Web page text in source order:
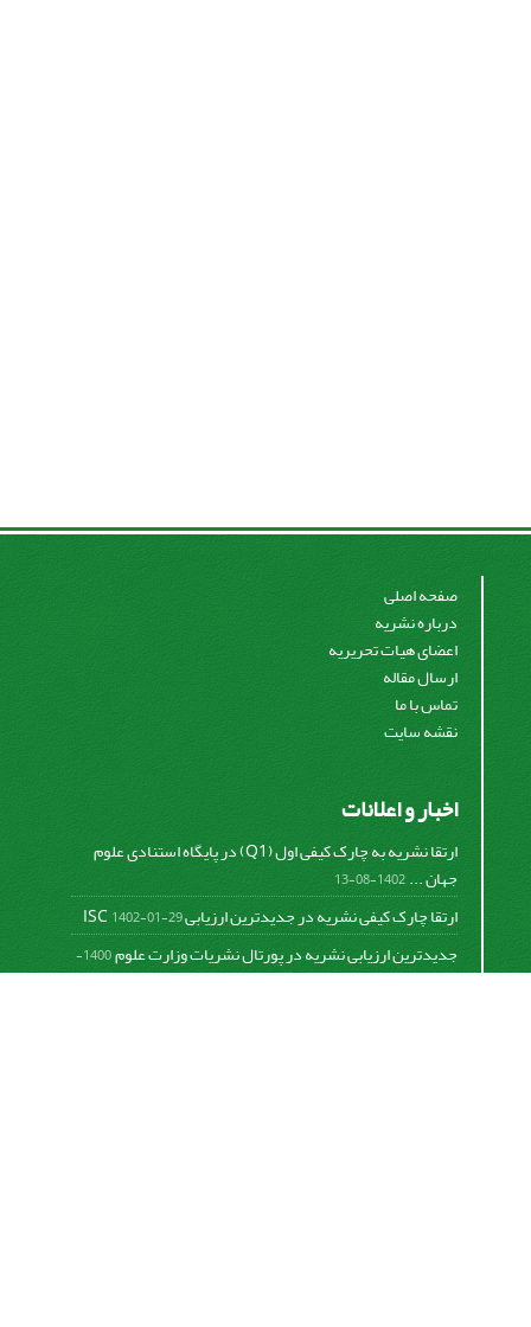
صفحه اصلی
درباره نشریه
اعضای هیات تحریریه
ارسال مقاله
تماس با ما
نقشه سایت
اخبار و اعلانات
ارتقا نشریه به چارک کیفی اول (Q1) در پایگاه استنادی علوم
جهان ...1402-08-13
ارتقا چارک کیفی نشریه در جدیدترین ارزیابی ISC1402-01-29
جدیدترین ارزیابی نشریه در پورتال نشریات وزارت علوم
1400-